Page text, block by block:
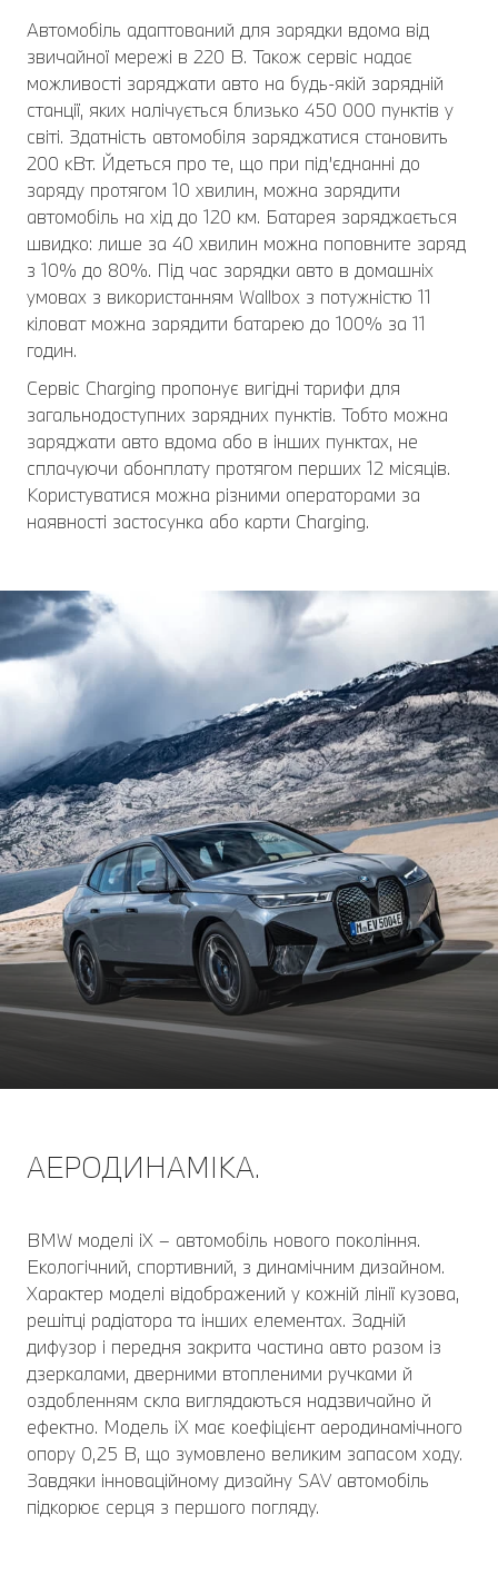
Автомобіль адаптований для зарядки вдома від
звичайної мережі в 220 В. Також сервіс надає
можливості заряджати авто на будь-якій зарядній
станції, яких налічується близько 450 000 пунктів у
світі. Здатність автомобіля заряджатися становить
200 кВт. Йдеться про те, що при під’єднанні до
заряду протягом 10 хвилин, можна зарядити
автомобіль на хід до 120 км. Батарея заряджається
швидко: лише за 40 хвилин можна поповните заряд
з 10% до 80%. Під час зарядки авто в домашніх
умовах з використанням Wallbox з потужністю 11
кіловат можна зарядити батарею до 100% за 11
годин.
Сервіс Charging пропонує вигідні тарифи для
загальнодоступних зарядних пунктів. Тобто можна
заряджати авто вдома або в інших пунктах, не
сплачуючи абонплату протягом перших 12 місяців.
Користуватися можна різними операторами за
наявності застосунка або карти Charging.
АЕРОДИНАМІКА.
BMW моделі iX – автомобіль нового покоління.
Екологічний, спортивний, з динамічним дизайном.
Характер моделі відображений у кожній лінії кузова,
решітці радіатора та інших елементах. Задній
дифузор і передня закрита частина авто разом із
дзеркалами, дверними втопленими ручками й
оздобленням скла виглядаються надзвичайно й
ефектно. Модель iX має коефіцієнт аеродинамічного
опору 0,25 В, що зумовлено великим запасом ходу.
Завдяки інноваційному дизайну SAV автомобіль
підкорює серця з першого погляду.